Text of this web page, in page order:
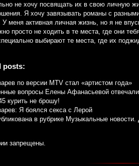
не хочу посвящать их в свою личную
Я хочу завязывать романы с
У меня активная личная жизнь, но я не
просто не ходить в те места, где они
выбирают те места, где их
posts:
по версии MTV стал «артистом года»
вопросы Елены Афанасьевой
курить не брошу!
Я боялся секса с Лерой
в рубрике Музыкальные новости.
запрещены.